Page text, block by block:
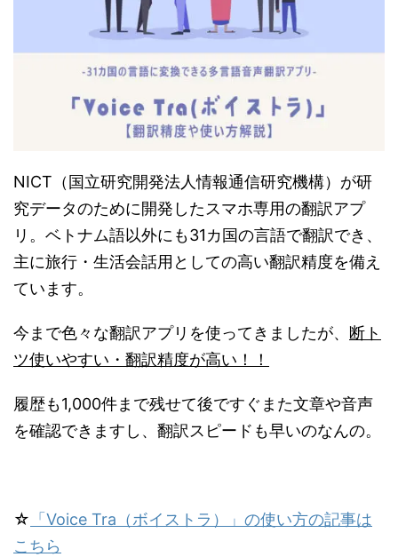
NICT（国立研究開発法人情報通信研究機構）が研
究データのために開発したスマホ専用の翻訳アプ
リ。ベトナム語以外にも31カ国の言語で翻訳でき、
主に旅行・生活会話用としての高い翻訳精度を備え
ています。
今まで色々な翻訳アプリを使ってきましたが、 断ト
ツ使いやすい・翻訳精度が高い！！
履歴も1,000件まで残せて後ですぐまた文章や音声
を確認できますし、翻訳スピードも早いのなんの。
☆ 「Voice Tra（ボイストラ）」の使い方の記事は
こちら